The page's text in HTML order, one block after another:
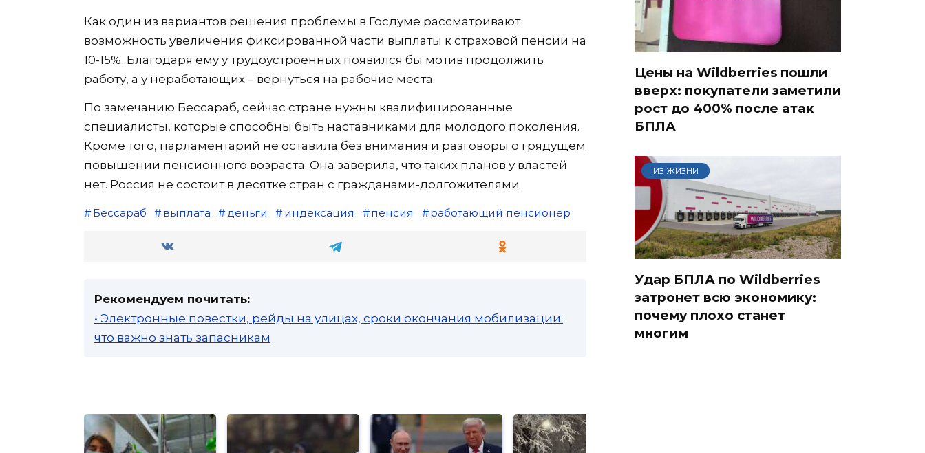
Как один из вариантов решения проблемы в Госдуме рассматривают
возможность увеличения фиксированной части выплаты к страховой пенсии на
10-15%. Благодаря ему у трудоустроенных появился бы мотив продолжить
работу, а у неработающих – вернуться на рабочие места.
По замечанию Бессараб, сейчас стране нужны квалифицированные
специалисты, которые способны быть наставниками для молодого поколения.
Кроме того, парламентарий не оставила без внимания и разговоры о грядущем
повышении пенсионного возраста. Она заверила, что таких планов у властей
нет. Россия не состоит в десятке стран с гражданами-долгожителями
Бессараб выплата деньги индексация пенсия работающий пенсионер
Рекомендуем почитать:
• Электронные повестки, рейды на улицах, сроки окончания мобилизации:
что важно знать запасникам
Цены на Wildberries пошли
вверх: покупатели заметили
рост до 400% после атак
БПЛА
ИЗ ЖИЗНИ
Удар БПЛА по Wildberries
затронет всю экономику:
почему плохо станет
многим